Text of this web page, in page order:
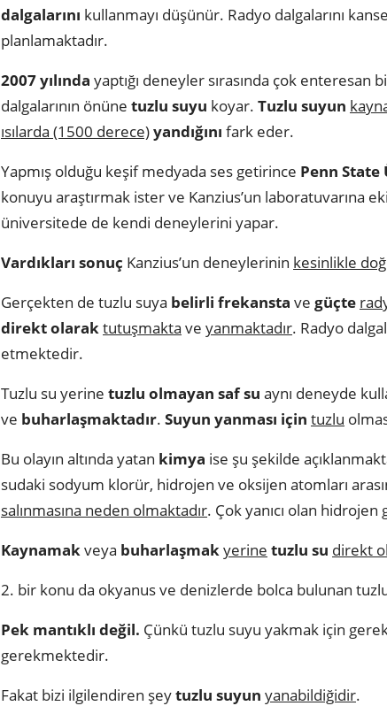
dalgalarını kullanmayı düşünür. Radyo dalgalarını
planlamaktadır.
2007 yılında yaptığı deneyler sırasında çok
dalgalarının önüne tuzlu suyu koyar. Tuzlu suyun
ısılarda (1500 derece)yandığını fark eder.
Yapmış olduğu keşif medyada ses getirince Penn
konuyu araştırmak ister ve Kanzius’un laboratuvarına
üniversitede de kendi deneylerini yapar.
Vardıkları sonuç Kanzius’un deneylerinin kesinlikle
Gerçekten de tuzlu suya belirli frekansta ve güçte
direkt olaraktutuşmakta ve yanmaktadır. Radyo
etmektedir.
Tuzlu su yerine tuzlu olmayan saf su aynı deneyde
ve buharlaşmaktadır. Suyun yanması için tuzlu
Bu olayın altında yatan kimya ise şu şekilde
sudaki sodyum klorür, hidrojen ve oksijen atomları
salınmasına neden olmaktadır. Çok yanıcı olan
Kaynamakveya buharlaşmakyerine tuzlu su direkt
2. bir konu da okyanus ve denizlerde bolca bulunan
Pek mantıklı değil. Çünkü tuzlu suyu yakmak için
gerekmektedir.
Fakat bizi ilgilendiren şeytuzlu suyun yanabildiğidir.